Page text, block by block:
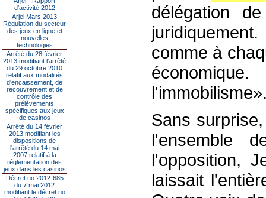
d'activité 2012
Arjel Mars 2013
Régulation du secteur
des jeux en ligne et
nouvelles
technologies
Arrêté du 28 février
2013 modifiant l'arrêté
du 29 octobre 2010
relatif aux modalités
d'encaissement, de
recouvrement et de
contrôle des
prélèvements
spécifiques aux jeux
de casinos
Arrêté du 14 février
2013 modifiant les
dispositions de
l'arrêté du 14 mai
2007 relatif à la
réglementation des
jeux dans les casinos
Décret no 2012-685
du 7 mai 2012
modifiant le décret no
délégation
comme à
Sans
l'ensemble
l'opposition,
laissait